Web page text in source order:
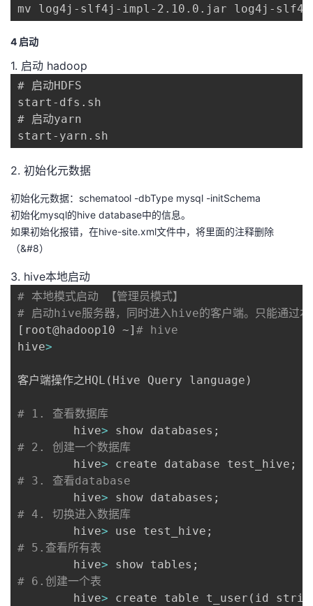
mv log4j-slf4j-impl-2.10.0.jar log4j-
4 启动
1. 启动 hadoop
# 启动HDFS
start-dfs.sh
# 启动yarn
start-yarn.sh
2. 初始化元数据
初始化元数据：schematool -dbType mysql -initSchema
初始化mysql的hive database中的信息。
如果初始化报错，在hive-site.xml文件中，将里面的注释删除
（&#8）
3. hive本地启动
# 本地模式启动 【管理员模式】
# 启动hive服务器，同时进入hive的客户端。只能通过本
[ root@hadoop10 ~] # hive
hive>
客户端操作之HQL ( Hive Query language )
# 1. 查看数据库
        hive
> show databases ;
# 2. 创建一个数据库
        hive
> create database test_hive ;
# 3. 查看database
        hive
> show databases ;
# 4. 切换进入数据库
        hive
> use test_hive ;
# 5.查看所有表
        hive
> show tables ;
# 6.创建一个表
        hive
> create table t_user ( id